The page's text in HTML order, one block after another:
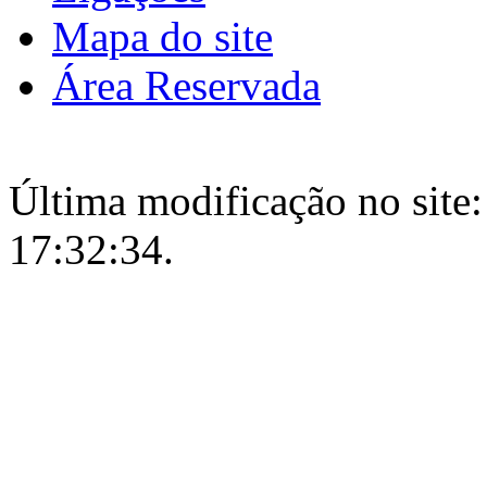
Mapa do site
Área Reservada
Última modificação no
17:32:34.